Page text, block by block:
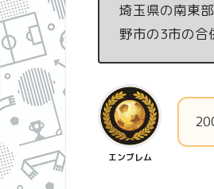
埼玉県の南東
野市の3市の合
エンブレム